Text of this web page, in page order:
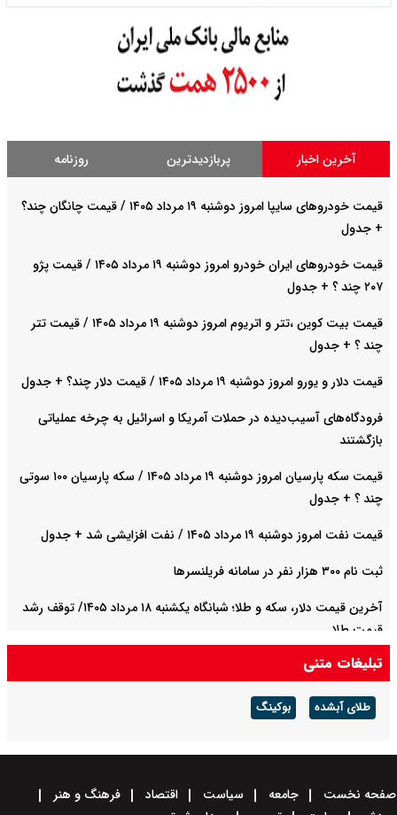
آخرین اخبار پربازدیدترین روزنامه
قیمت خودروهای سایپا امروز دوشنبه ۱۹ مرداد ۱۴۰۵ / قیمت چانگان چند؟
+ جدول
قیمت خودرو‌های ایران خودرو امروز دوشنبه ۱۹ مرداد ۱۴۰۵ / قیمت پژو
۲۰۷ چند ؟ + جدول
قیمت بیت کوین ،تتر و اتریوم امروز دوشنبه ۱۹ مرداد ۱۴۰۵ / قیمت تتر
چند ؟ + جدول
قیمت دلار و یورو امروز دوشنبه ۱۹ مرداد ۱۴۰۵ / قیمت دلار چند؟ + جدول
فرودگاه‌های آسیب‌دیده در حملات آمریکا و اسرائیل به چرخه عملیاتی
بازگشتند
قیمت سکه پارسیان امروز دوشنبه ۱۹ مرداد ۱۴۰۵ / سکه پارسیان ۱۰۰ سوتی
چند ؟ + جدول
قیمت نفت امروز دوشنبه ۱۹ مرداد ۱۴۰۵ / نفت افزایشی شد + جدول
ثبت نام ۳۰۰ هزار نفر در سامانه فریلنسرها
آخرین قیمت دلار، سکه و طلا؛ شبانگاه یکشنبه ۱۸ مرداد ۱۴۰۵/ توقف رشد
قیمت طلا
قطع موقت برق در استان های جنوبی به دلیل نقص فنی
تبلیغات متنی
طلای آبشده بوکینگ
صفحه نخست جامعه سیاست اقتصاد
فرهنگ و هنر